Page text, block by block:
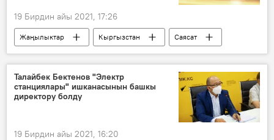
19 Бирдин айы 2021, 17:26
Жаңылыктар Кыргызстан
Саясат
Нарын облусу
Садыр Жапаров
жарлык
судья
Талайбек Бектенов "Электр
станциялары" ишканасынын башкы
директору болду
19 Бирдин айы 2021, 16:20